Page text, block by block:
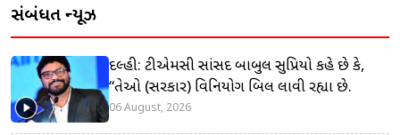
સંબંધિત ન્યૂઝ
દિલ્હી: ટીએમસી સાંસદ બાબુલ સુપ્રિયો કહે છે કે,
“તેઓ (સરકાર) વિનિયોગ બિલ લાવી રહ્યા છે.
06 August, 2026